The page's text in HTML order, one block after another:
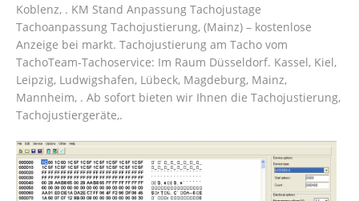
Koblenz, . KM Stand Anpassung Tachojustage
Tachoanpassung Tachojustierung, (Mainz) – kostenlose
Anzeige bei markt. Tachojustierung am Tacho vom
TachoTeam-Tachoservice: Im Raum Düsseldorf. Kassel, Kiel,
Leipzig, Ludwigshafen, Lübeck, Magdeburg, Mainz,
Mannheim, . Ab sofort bieten wir Ihnen die Tachojustierung,
Tachojustiergeräte,.